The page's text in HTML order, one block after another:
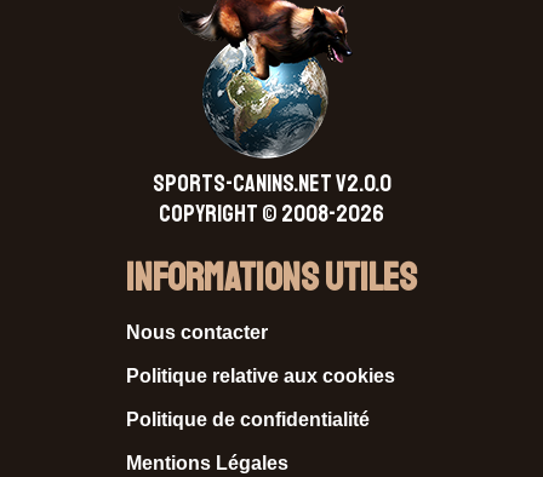
SPORTS-CANINS.NET V2.0.0
Copyright © 2008-2026
Informations Utiles
Nous contacter
Politique relative aux cookies
Politique de confidentialité
Mentions Légales